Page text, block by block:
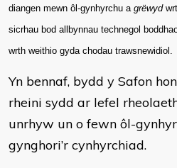
diangen mewn ôl-gynhyrchu a grëwyd
sicrhau bod allbynnau technegol
wrth weithio gyda chodau trawsnewidiol.
Yn bennaf, bydd y Safon
rheini sydd ar lefel
unrhyw un o fewn ôl-
gynghori’r cynhyrchiad.